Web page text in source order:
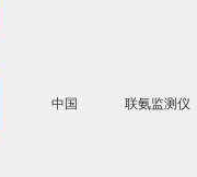
中国 联氨监测仪